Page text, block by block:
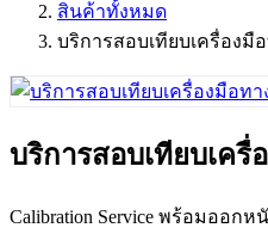
สินค้าทั้งหมด
บริการสอบเทียบเครื่องมื
บริการสอบเทียบเครื่
Calibration Service พร้อมออก